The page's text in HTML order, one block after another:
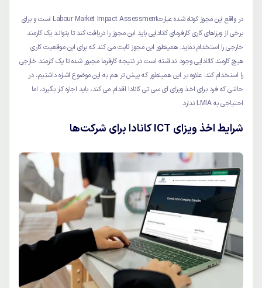
در واقع این مجوز کوتاه شده عبارتLabour Market Impact Assessment است و برای
برخی از ویزاهای کاری کارفرمای کانادایی باید این مجوز را دریافت کند تا بتواند یک کارمند
خارجی را استخدام نماید. همینطور این مجوز ثابت می کند که برای این موقعیت کاری
هیچ کارمند کانادایی وجود نداشته است در نتیجه کارفرما مجبور شده تا یک کارمند خارجی
را استخدام کند. علاوه بر این همینطور که پیش تر هم به این موضوع اشاره داشتیم، در
حالتی که فرد برای اخذ ویزای آی سی تی کانادا اقدام می کند، باید اجازه کار بگیرد، اما
احتیاجی به LMIA ندارد.
شرایط اخذ ویزای ICT کانادا برای شرکت‌ها